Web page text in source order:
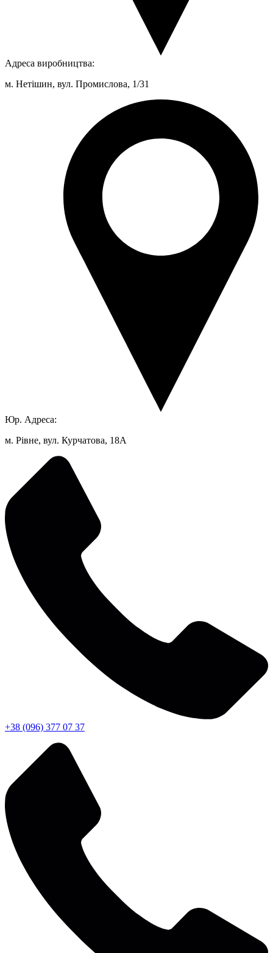
Адреса виробництва:
м. Нетішин, вул. Промислова, 1/31
Юр. Адреса:
м. Рівне, вул. Курчатова, 18А
+38 (096) 377 07 37